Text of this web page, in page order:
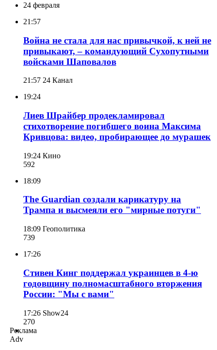
24 февраля
21:57
Война не стала для нас привычкой, к ней не
привыкают, – командующий Сухопутными
войсками Шаповалов
21:57 24 Канал
19:24
Лиев Шрайбер продекламировал
стихотворение погибшего воина Максима
Кривцова: видео, пробирающее до мурашек
19:24 Кино
592
18:09
The Guardian создали карикатуру на
Трампа и высмеяли его "мирные потуги"
18:09 Геополитика
739
17:26
Стивен Кинг поддержал украинцев в 4-ю
годовщину полномасштабного вторжения
России: "Мы с вами"
17:26 Show24
270
Реклама
Adv